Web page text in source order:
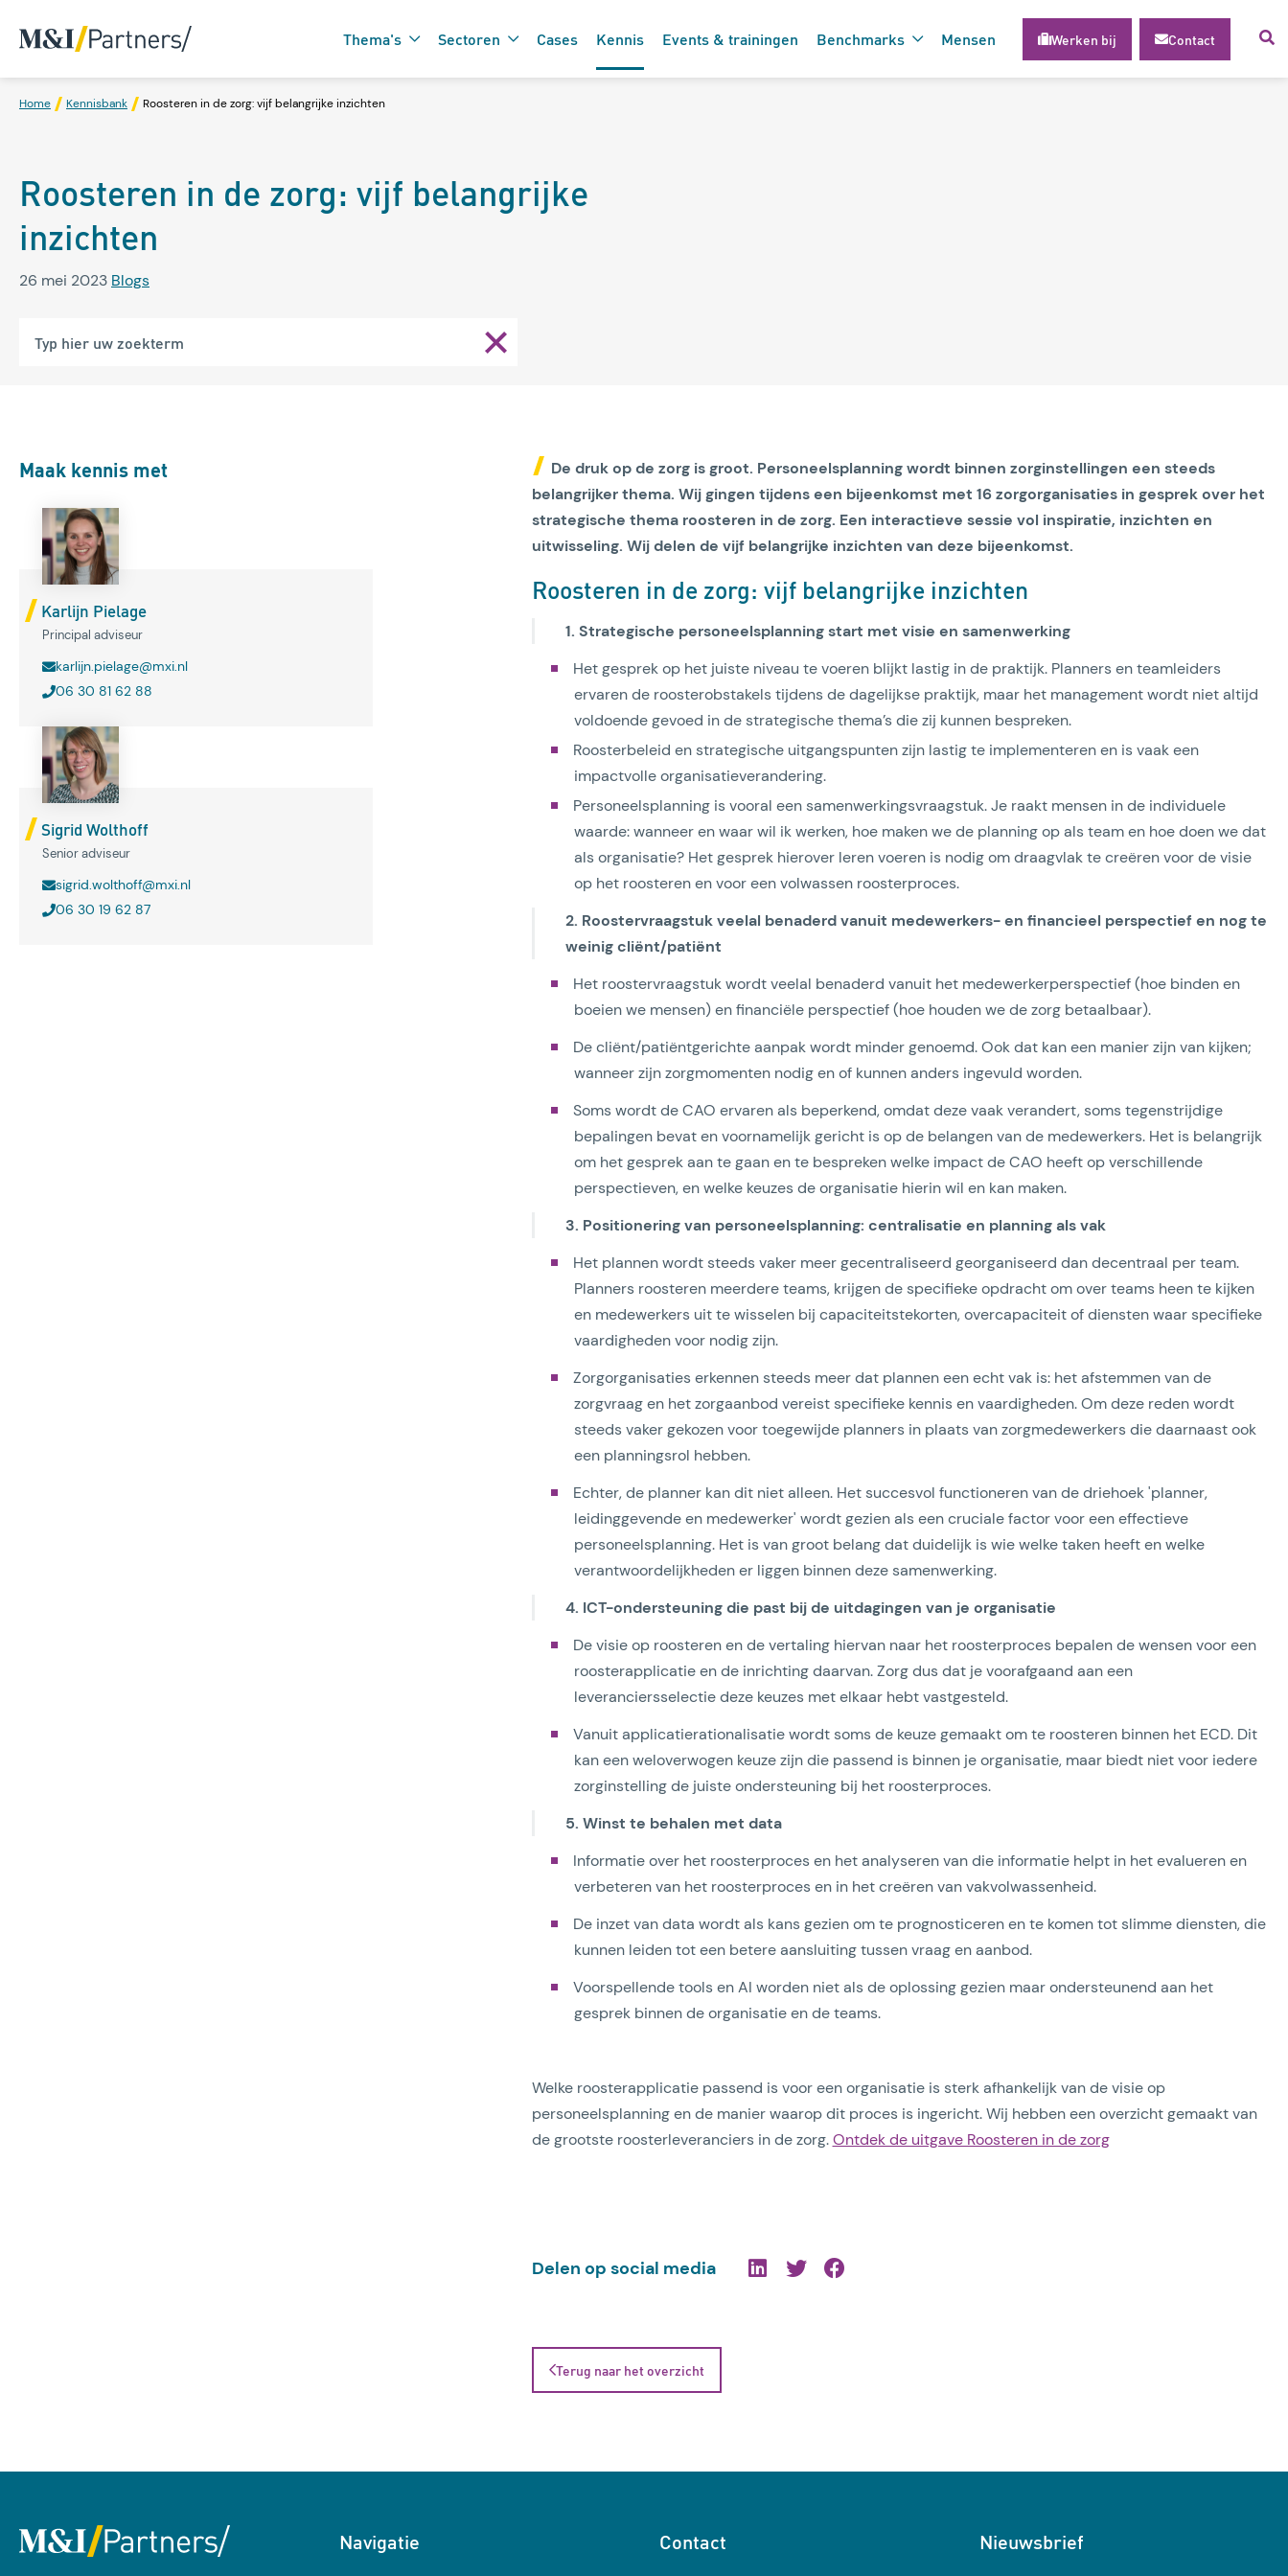
Thema's
Domotica
Sectoren Cases Kennis Events & trainingen Benchmarks Mensen Werken bij Contact
Home Kennisbank Roosteren in de zorg: vijf belangrijke inzichten
Roosteren in de zorg: vijf belangrijke
inzichten
26 mei 2023 Blogs
De druk op de zorg is groot. Personeelsplanning wordt binnen zorginstellingen een steeds
belangrijker thema. Wij gingen tijdens een bijeenkomst met 16 zorgorganisaties in gesprek over het
strategische thema roosteren in de zorg. Een interactieve sessie vol inspiratie, inzichten en
uitwisseling. Wij delen de vijf belangrijke inzichten van deze bijeenkomst.
Roosteren in de zorg: vijf belangrijke inzichten
1. Strategische personeelsplanning start met visie en samenwerking
Het gesprek op het juiste niveau te voeren blijkt lastig in de praktijk. Planners en teamleiders
ervaren de roosterobstakels tijdens de dagelijkse praktijk, maar het management wordt niet altijd
voldoende gevoed in de strategische thema’s die zij kunnen bespreken.
Roosterbeleid en strategische uitgangspunten zijn lastig te implementeren en is vaak een
impactvolle organisatieverandering.
Personeelsplanning is vooral een samenwerkingsvraagstuk. Je raakt mensen in de individuele
waarde: wanneer en waar wil ik werken, hoe maken we de planning op als team en hoe doen we dat
als organisatie? Het gesprek hierover leren voeren is nodig om draagvlak te creëren voor de visie
op het roosteren en voor een volwassen roosterproces.
2. Roostervraagstuk veelal benaderd vanuit medewerkers- en financieel perspectief en nog te
weinig cliënt/patiënt
Het roostervraagstuk wordt veelal benaderd vanuit het medewerkerperspectief (hoe binden en
boeien we mensen) en financiële perspectief (hoe houden we de zorg betaalbaar).
De cliënt/patiëntgerichte aanpak wordt minder genoemd. Ook dat kan een manier zijn van kijken;
wanneer zijn zorgmomenten nodig en of kunnen anders ingevuld worden.
Soms wordt de CAO ervaren als beperkend, omdat deze vaak verandert, soms tegenstrijdige
bepalingen bevat en voornamelijk gericht is op de belangen van de medewerkers. Het is belangrijk
om het gesprek aan te gaan en te bespreken welke impact de CAO heeft op verschillende
perspectieven, en welke keuzes de organisatie hierin wil en kan maken.
3. Positionering van personeelsplanning: centralisatie en planning als vak
Het plannen wordt steeds vaker meer gecentraliseerd georganiseerd dan decentraal per team.
Planners roosteren meerdere teams, krijgen de specifieke opdracht om over teams heen te kijken
en medewerkers uit te wisselen bij capaciteitstekorten, overcapaciteit of diensten waar specifieke
vaardigheden voor nodig zijn.
Zorgorganisaties erkennen steeds meer dat plannen een echt vak is: het afstemmen van de
zorgvraag en het zorgaanbod vereist specifieke kennis en vaardigheden. Om deze reden wordt
steeds vaker gekozen voor toegewijde planners in plaats van zorgmedewerkers die daarnaast ook
een planningsrol hebben.
Echter, de planner kan dit niet alleen. Het succesvol functioneren van de driehoek 'planner,
leidinggevende en medewerker' wordt gezien als een cruciale factor voor een effectieve
personeelsplanning. Het is van groot belang dat duidelijk is wie welke taken heeft en welke
verantwoordelijkheden er liggen binnen deze samenwerking.
4. ICT-ondersteuning die past bij de uitdagingen van je organisatie
De visie op roosteren en de vertaling hiervan naar het roosterproces bepalen de wensen voor een
roosterapplicatie en de inrichting daarvan. Zorg dus dat je voorafgaand aan een
leveranciersselectie deze keuzes met elkaar hebt vastgesteld.
Vanuit applicatierationalisatie wordt soms de keuze gemaakt om te roosteren binnen het ECD. Dit
kan een weloverwogen keuze zijn die passend is binnen je organisatie, maar biedt niet voor iedere
zorginstelling de juiste ondersteuning bij het roosterproces.
5. Winst te behalen met data
Informatie over het roosterproces en het analyseren van die informatie helpt in het evalueren en
verbeteren van het roosterproces en in het creëren van vakvolwassenheid.
De inzet van data wordt als kans gezien om te prognosticeren en te komen tot slimme diensten, die
kunnen leiden tot een betere aansluiting tussen vraag en aanbod.
Voorspellende tools en AI worden niet als de oplossing gezien maar ondersteunend aan het
gesprek binnen de organisatie en de teams.
Welke roosterapplicatie passend is voor een organisatie is sterk afhankelijk van de visie op
personeelsplanning en de manier waarop dit proces is ingericht. Wij hebben een overzicht gemaakt van
de grootste roosterleveranciers in de zorg.Ontdek de uitgave Roosteren in de zorg
Delen op social media
Terug naar het overzicht
Maak kennis met
Karlijn Pielage
Principal adviseur
karlijn.pielage@mxi.nl
06 30 81 62 88
Sigrid Wolthoff
Senior adviseur
sigrid.wolthoff@mxi.nl
06 30 19 62 87
Navigatie Contact Nieuwsbrief